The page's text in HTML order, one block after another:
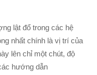
lật đổ trong các hệ
nhất chính là vị trí của
lên chỉ một chút, độ
hướng dẫn